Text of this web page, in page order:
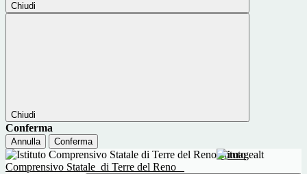
Chiudi
Chiudi
Conferma
Annulla Conferma
Istituto
Comprensivo Statale di Terre del Reno